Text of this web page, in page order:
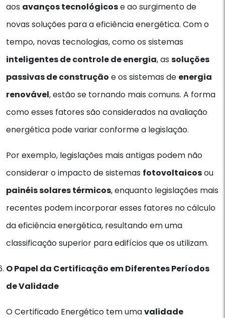
aos avanços tecnológicose ao surgimento de
novas soluções para a eficiência energética. Com o
tempo, novas tecnologias, como os sistemas
inteligentes de controle de energia, as soluções
passivas de construção e os sistemas de energia
renovável, estão se tornando mais comuns. A forma
como esses fatores são considerados na avaliação
energética pode variar conforme a legislação.
Por exemplo, legislações mais antigas podem não
considerar o impacto de sistemas fotovoltaicosou
painéis solares térmicos, enquanto legislações mais
recentes podem incorporar esses fatores no cálculo
da eficiência energética, resultando em uma
classificação superior para edifícios que os utilizam.
O Papel da Certificação em Diferentes Períodos
de Validade
O Certificado Energético tem umavalidade